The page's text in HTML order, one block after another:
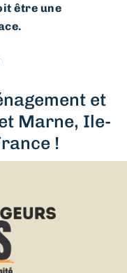
être une
et
Marne, Ile-
!